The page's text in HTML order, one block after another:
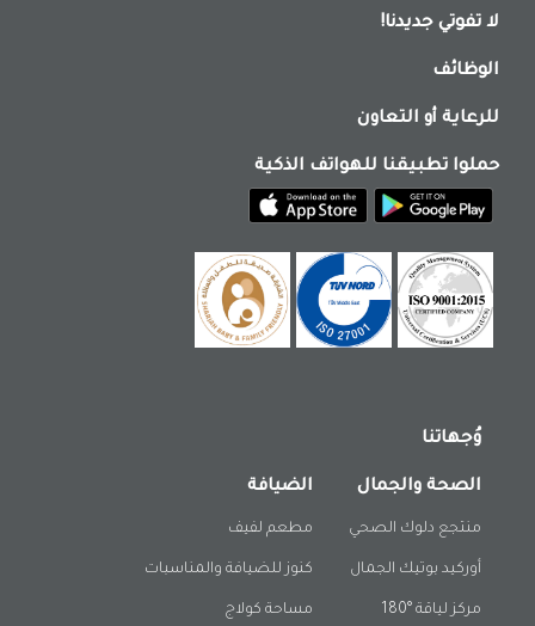
لا تفوتي جديدنا!
الوظائف
للرعاية أو التعاون
حملوا تطبيقنا للهواتف الذكية
وُجهاتنا
الصحة والجمال
منتجع دلوك الصحي
أوركيد بوتيك الجمال
مركز لياقة °180
الضيافة
مطعم لفيف
كنوز للضيافة والمناسبات
مساحة كولاج